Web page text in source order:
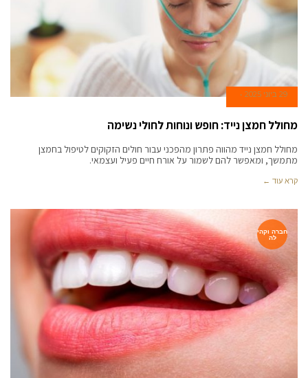
29 ביוני 2025
מחולל חמצן נייד: חופש ונוחות לחולי נשימה
מחולל חמצן נייד מהווה פתרון מהפכני עבור חולים הזקוקים לטיפול בחמצן
מתמשך, ומאפשר להם לשמור על אורח חיים פעיל ועצמאי.
קרא עוד ←
חברה וקהי
לה